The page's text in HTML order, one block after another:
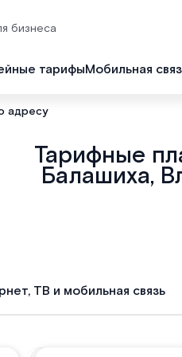
бизнеса
тарифыМобильная
адресу
Тарифные
Балашиха,
ТВ и мобильная связь